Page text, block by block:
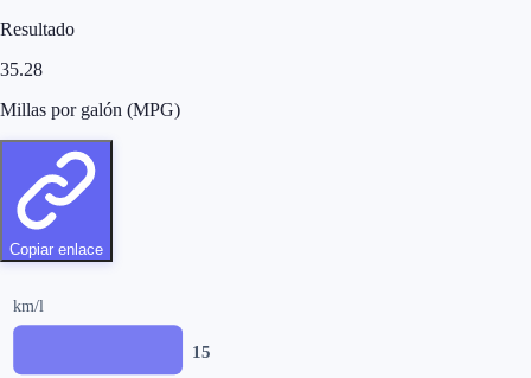
Resultado
35.28
Millas por galón (MPG)
Copiar enlace
km/l
15